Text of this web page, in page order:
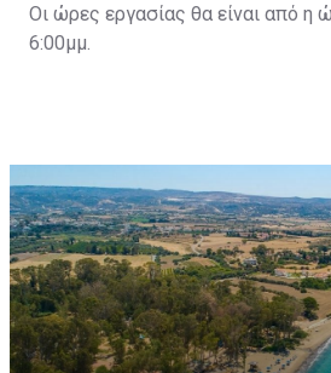
Οι ώρες εργασίας θα είναι από η
6:00μμ.